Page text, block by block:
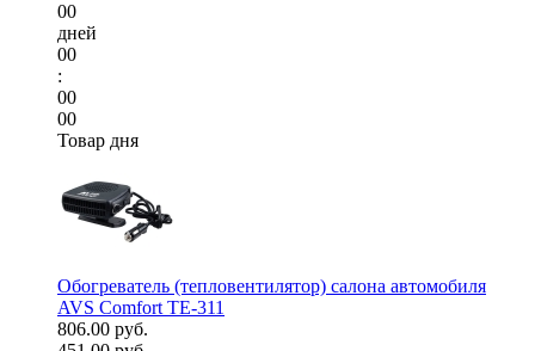
00
дней
00
:
00
00
Товар дня
Обогреватель (тепловентилятор) салона автомобиля
AVS Comfort TE-311
806.00 руб.